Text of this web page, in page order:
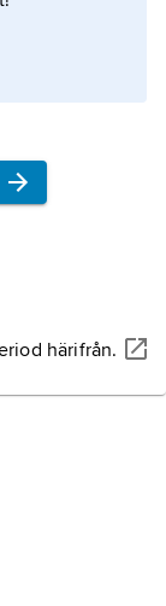
härifrån.